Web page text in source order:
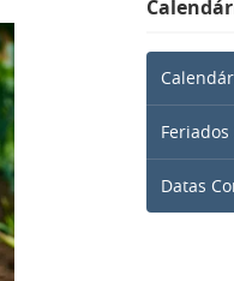
Feriados
Datas